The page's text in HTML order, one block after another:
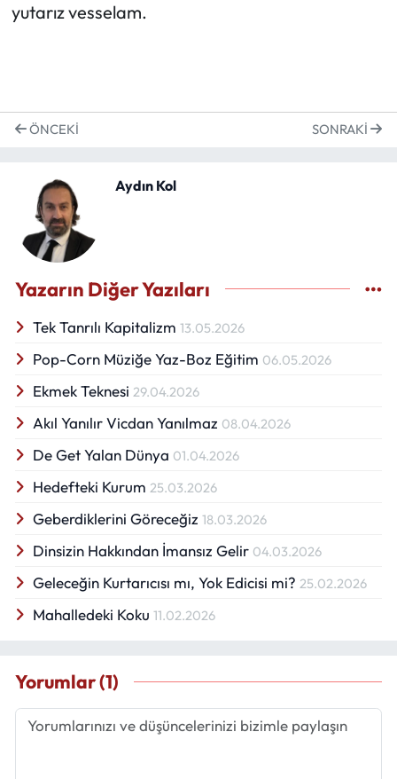
yutarız vesselam.
ÖNCEKI SONRAKI
Aydın Kol
Yazarın Diğer Yazıları
Tek Tanrılı Kapitalizm 13.05.2026
Pop-Corn Müziğe Yaz-Boz Eğitim 06.05.2026
Ekmek Teknesi 29.04.2026
Akıl Yanılır Vicdan Yanılmaz 08.04.2026
De Get Yalan Dünya 01.04.2026
Hedefteki Kurum 25.03.2026
Geberdiklerini Göreceğiz 18.03.2026
Dinsizin Hakkından İmansız Gelir 04.03.2026
Geleceğin Kurtarıcısı mı, Yok Edicisi mi? 25.02.2026
Mahalledeki Koku 11.02.2026
Yorumlar (1)